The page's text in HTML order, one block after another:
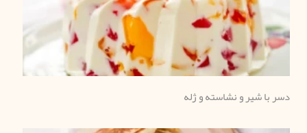
دسر با شیر و نشاسته و ژله